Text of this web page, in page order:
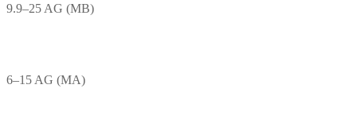
9.9–25 AG (MB)
6–15 AG (MA)